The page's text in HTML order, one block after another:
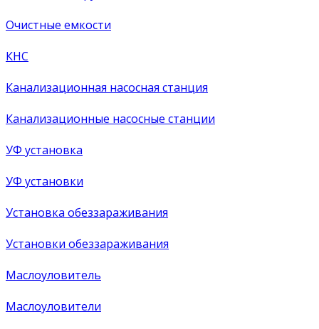
Очистные емкости
КНС
Канализационная насосная станция
Канализационные насосные станции
УФ установка
УФ установки
Установка обеззараживания
Установки обеззараживания
Маслоуловитель
Маслоуловители